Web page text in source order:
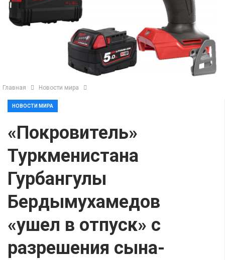
Главная Новости мира
НОВОСТИ МИРА
«Покровитель»
Туркменистана
Гурбангулы
Бердымухамедов
«ушел в отпуск» с
разрешения сына-